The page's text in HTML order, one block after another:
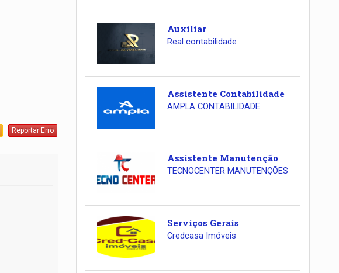
Reportar Erro
Auxiliar
Real contabilidade
Assistente Contabilidade
AMPLA CONTABILIDADE
Assistente Manutenção
TECNOCENTER MANUTENÇÕES
Serviços Gerais
Credcasa Imóveis